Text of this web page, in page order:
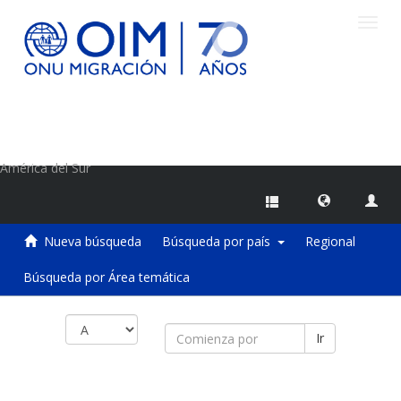
América del Sur
Nueva búsqueda Búsqueda por país Regional
Búsqueda por Área temática
Ir